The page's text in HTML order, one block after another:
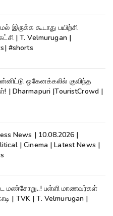
இருக்க கூடாது பயிற்சி
|
#shorts
ஒகேனக்கலில் குவிந்த
| Dharmapuri |TouristCrowd |
News | 10.08.2026 |
| Cinema | Latest News |
மண்சோறு..! பள்ளி மாணவர்கள்
| TVK | T. Velmurugan |